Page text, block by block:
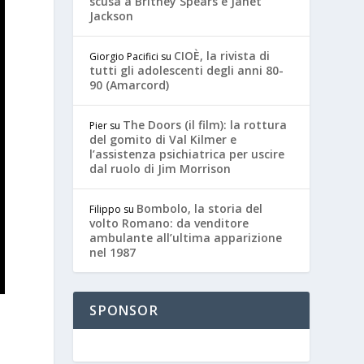
Jackson
Giorgio Pacifici su CIOÈ, la rivista di
tutti gli adolescenti degli anni 80-
90 (Amarcord)
Pier su The Doors (il film): la rottura
del gomito di Val Kilmer e
l’assistenza psichiatrica per uscire
dal ruolo di Jim Morrison
Filippo su Bombolo, la storia del
volto Romano: da venditore
ambulante all’ultima apparizione
nel 1987
SPONSOR